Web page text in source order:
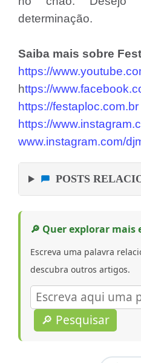
determinação.
Saiba mais sobre
https://
https://
https://festaploc.com.br
https://
www.instagram.com/
POSTS
🔎 Quer explorar mais
Escreva uma palavra
descubra outros artigos.
🔎 Pesquisar